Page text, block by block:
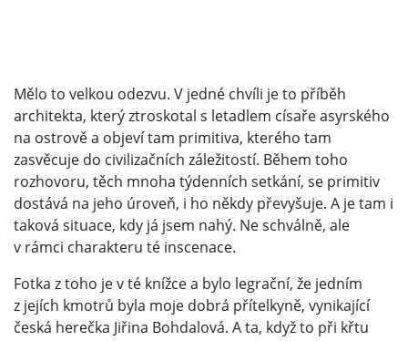
Mělo to velkou odezvu. V jedné chvíli je to příběh
architekta, který ztroskotal s letadlem císaře asyrského
na ostrově a objeví tam primitiva, kterého tam
zasvěcuje do civilizačních záležitostí. Během toho
rozhovoru, těch mnoha týdenních setkání, se primitiv
dostává na jeho úroveň, i ho někdy převyšuje. A je tam i
taková situace, kdy já jsem nahý. Ne schválně, ale
v rámci charakteru té inscenace.
Fotka z toho je v té knížce a bylo legrační, že jedním
z jejích kmotrů byla moje dobrá přítelkyně, vynikající
česká herečka Jiřina Bohdalová. A ta, když to při křtu